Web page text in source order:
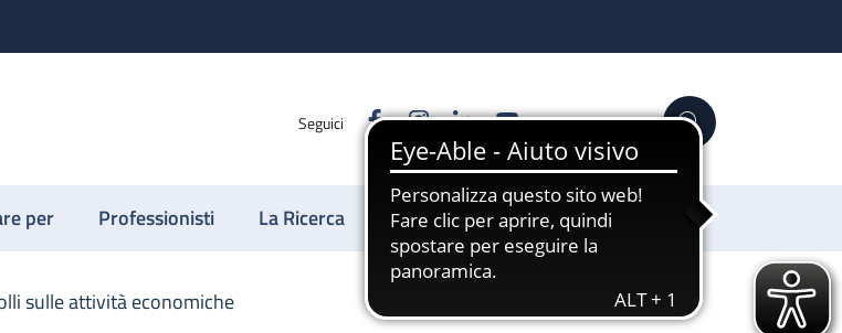
Seguici FacebookInstagram
LinkedinYouTube Cerca
per Professionisti La Ricerca Sostienici
sulle attività economiche